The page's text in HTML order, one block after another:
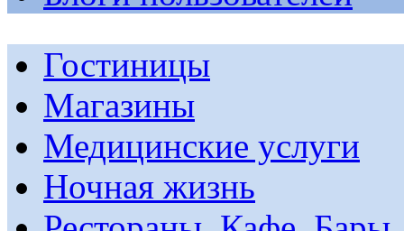
Гостиницы
Магазины
Медицинские услуги
Ночная жизнь